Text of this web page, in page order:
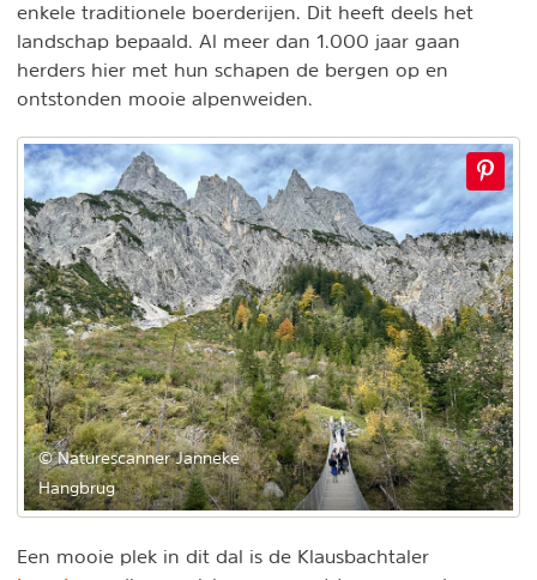
enkele traditionele boerderijen. Dit heeft deels het
landschap bepaald. Al meer dan 1.000 jaar gaan
herders hier met hun schapen de bergen op en
ontstonden mooie alpenweiden.
© Naturescanner Janneke
Hangbrug
Een mooie plek in dit dal is de Klausbachtaler